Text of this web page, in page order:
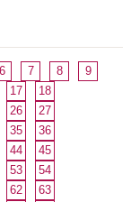
6 7 8
9
17
18
26
27
35
36
44
45
53
54
62
63